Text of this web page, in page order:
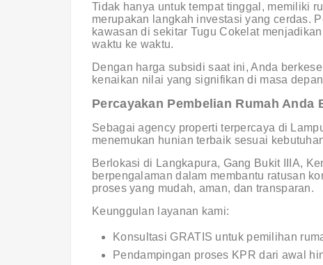
Tidak hanya untuk tempat tinggal, memiliki
merupakan langkah investasi yang cerdas.
kawasan di sekitar Tugu Cokelat
waktu ke waktu.
Dengan harga subsidi saat ini, Anda
kenaikan nilai yang signifikan di masa
Percayakan Pembelian Rumah Anda
Sebagai agency properti terpercaya di
menemukan hunian terbaik sesuai
Berlokasi di Langkapura, Gang Bukit IIIA,
berpengalaman dalam membantu ratusan
proses yang mudah, aman, dan transparan.
Keunggulan layanan kami:
Konsultasi GRATIS untuk pemilihan
Pendampingan proses KPR dari awal